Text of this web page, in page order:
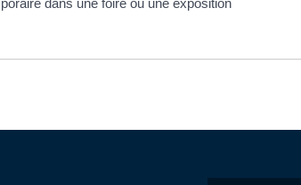
dans une foire ou une exposition